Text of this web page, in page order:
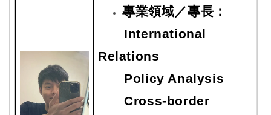
專業領域／專長：
International
Relations
Policy Analysis
Cross-border